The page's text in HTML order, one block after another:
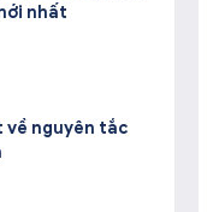
nhất
về nguyên tắc